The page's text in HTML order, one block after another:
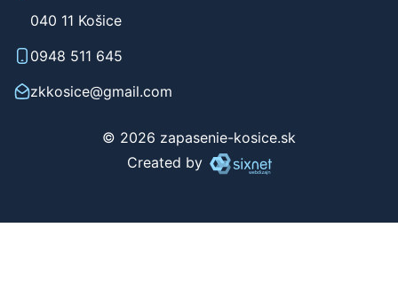
040 11 Košice
0948 511 645
zkkosice@gmail.com
© 2026 zapasenie-kosice.sk
Created by